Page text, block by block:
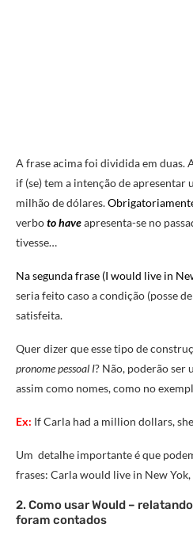
A frase acima foi dividida em duas.
if (se) tem a intenção de apresentar
milhão de dólares.
verboto haveapresenta-se no
tivesse…
Na segunda frase (I would live in
seria feito caso a condição (posse
satisfeita.
Quer dizer que esse tipo de
pronome pessoal I? Não, poderão ser
assim como nomes, como no
Ex: If Carla had a million dollars,
Um detalhe importante é que
frases: Carla would live in New
2. Como usar Would –
foram contados